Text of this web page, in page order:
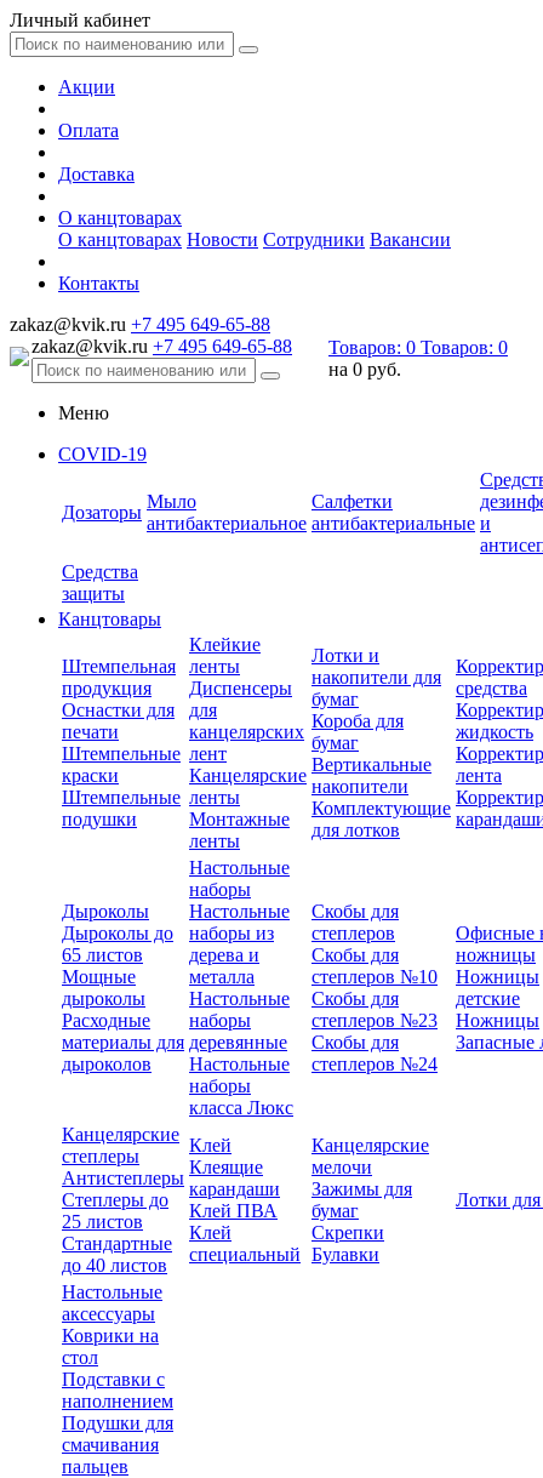
Личный кабинет
Акции
Оплата
Доставка
О канцтоварах
О канцтоварах Новости Сотрудники Вакансии
Контакты
zakaz@kvik.ru +7 495 649-65-88
zakaz@kvik.ru +7 495 649-65-88 Товаров: 0 Товаров: 0
на 0 руб.
Меню
COVID-19
Дозаторы
Мыло
антибактериальное
Салфетки
антибактериальные и
Средства
защиты
Канцтовары
Штемпельная
продукция
Оснастки для
печати
Штемпельные
краски
Штемпельные
подушки
Клейкие
ленты
Диспенсеры
для
канцелярских
лент
Канцелярские
ленты
Монтажные
ленты
Лотки и
накопители для
бумаг
Короба для
бумаг
Вертикальные
накопители
Комплектующие
для лотков
средства
жидкость
лента
Дыроколы
Дыроколы до
65 листов
Мощные
дыроколы
Расходные
материалы для
дыроколов
Настольные
наборы
Настольные
наборы из
дерева и
металла
Настольные
наборы
деревянные
Настольные
наборы
класса Люкс
Скобы для
степлеров
Скобы для
степлеров №10
Скобы для
степлеров №23
Скобы для
степлеров №24
Офисные
ножницы
Ножницы
детские
Ножницы
Запасные
Канцелярские
степлеры
Антистеплеры
Степлеры до
25 листов
Стандартные
до 40 листов
Клей
Клеящие
карандаши
Клей ПВА
Клей
специальный
Канцелярские
мелочи
Зажимы для
бумаг
Скрепки
Булавки
Лотки
Настольные
аксессуары
Коврики на
стол
Подставки с
наполнением
Подушки для
смачивания
пальцев